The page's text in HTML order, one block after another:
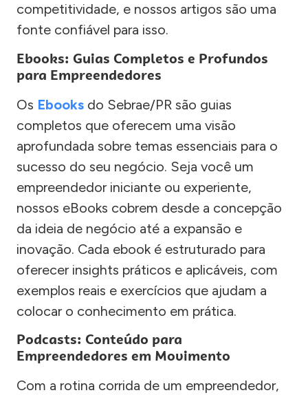
competitividade, e nossos artigos são uma
fonte confiável para isso.
Ebooks: Guias Completos e Profundos
para Empreendedores
Os Ebooks do Sebrae/PR são guias
completos que oferecem uma visão
aprofundada sobre temas essenciais para o
sucesso do seu negócio. Seja você um
empreendedor iniciante ou experiente,
nossos eBooks cobrem desde a concepção
da ideia de negócio até a expansão e
inovação. Cada ebook é estruturado para
oferecer insights práticos e aplicáveis, com
exemplos reais e exercícios que ajudam a
colocar o conhecimento em prática.
Podcasts: Conteúdo para
Empreendedores em Movimento
Com a rotina corrida de um empreendedor,